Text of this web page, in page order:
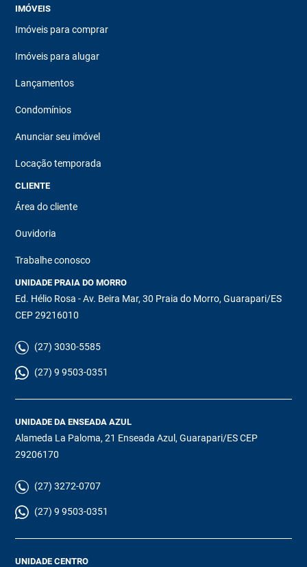
IMÓVEIS
Imóveis para comprar
Imóveis para alugar
Lançamentos
Condomínios
Anunciar seu imóvel
Locação temporada
CLIENTE
Área do cliente
Ouvidoria
Trabalhe conosco
UNIDADE PRAIA DO MORRO
Ed. Hélio Rosa - Av. Beira Mar, 30 Praia do Morro, Guarapari/ES
CEP 29216010
(27) 3030-5585
(27) 9 9503-0351
UNIDADE DA ENSEADA AZUL
Alameda La Paloma, 21 Enseada Azul, Guarapari/ES CEP
29206170
(27) 3272-0707
(27) 9 9503-0351
UNIDADE CENTRO